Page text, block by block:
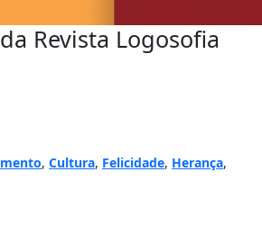
Revista Logosofia
, Cultura, Felicidade, Herança,